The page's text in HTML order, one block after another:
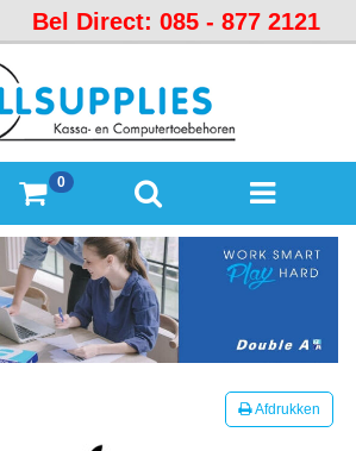
Bel Direct: 085 - 877 2121
0
Afdrukken